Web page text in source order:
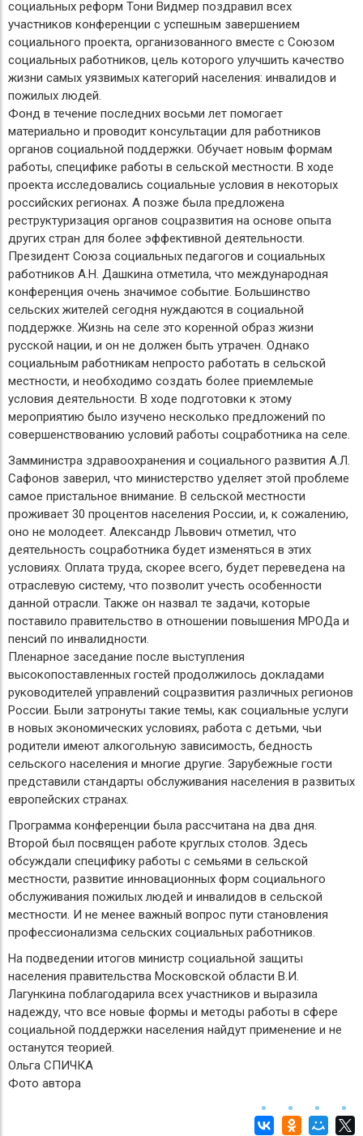
социальных реформ Тони Видмер поздравил всех
участников конференции с успешным завершением
социального проекта, организованного вместе с Союзом
социальных работников, цель которого улучшить качество
жизни самых уязвимых категорий населения: инвалидов и
пожилых людей.
Фонд в течение последних восьми лет помогает
материально и проводит консультации для работников
органов социальной поддержки. Обучает новым формам
работы, специфике работы в сельской местности. В ходе
проекта исследовались социальные условия в некоторых
российских регионах. А позже была предложена
реструктуризация органов соцразвития на основе опыта
других стран для более эффективной деятельности.
Президент Союза социальных педагогов и социальных
работников А.Н. Дашкина отметила, что международная
конференция очень значимое событие. Большинство
сельских жителей сегодня нуждаются в социальной
поддержке. Жизнь на селе это коренной образ жизни
русской нации, и он не должен быть утрачен. Однако
социальным работникам непросто работать в сельской
местности, и необходимо создать более приемлемые
условия деятельности. В ходе подготовки к этому
мероприятию было изучено несколько предложений по
совершенствованию условий работы соцработника на селе.
Замминистра здравоохранения и социального развития А.Л.
Сафонов заверил, что министерство уделяет этой проблеме
самое пристальное внимание. В сельской местности
проживает 30 процентов населения России, и, к сожалению,
оно не молодеет. Александр Львович отметил, что
деятельность соцработника будет изменяться в этих
условиях. Оплата труда, скорее всего, будет переведена на
отраслевую систему, что позволит учесть особенности
данной отрасли. Также он назвал те задачи, которые
поставило правительство в отношении повышения МРОДа и
пенсий по инвалидности.
Пленарное заседание после выступления
высокопоставленных гостей продолжилось докладами
руководителей управлений соцразвития различных регионов
России. Были затронуты такие темы, как социальные услуги
в новых экономических условиях, работа с детьми, чьи
родители имеют алкогольную зависимость, бедность
сельского населения и многие другие. Зарубежные гости
представили стандарты обслуживания населения в развитых
европейских странах.
Программа конференции была рассчитана на два дня.
Второй был посвящен работе круглых столов. Здесь
обсуждали специфику работы с семьями в сельской
местности, развитие инновационных форм социального
обслуживания пожилых людей и инвалидов в сельской
местности. И не менее важный вопрос пути становления
профессионализма сельских социальных работников.
На подведении итогов министр социальной защиты
населения правительства Московской области В.И.
Лагункина поблагодарила всех участников и выразила
надежду, что все новые формы и методы работы в сфере
социальной поддержки населения найдут применение и не
останутся теорией.
Ольга СПИЧКА
Фото автора